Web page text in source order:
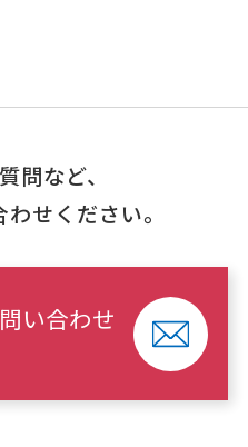
問など、
せください。
い合わせ